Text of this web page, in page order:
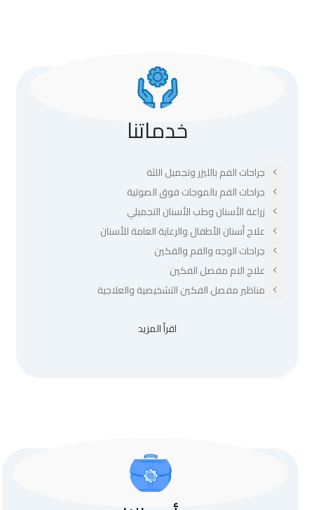
خدماتنا
جراحات الفم بالليزر وتجميل اللثة
جراحات الفم بالموجات فوق الصوتية
زراعة الأسنان وطب الأسنان التجميلي
علاج أسنان الأطفال والرعاية العامة للأسنان
جراحات الوجه والفم والفكين
علاج الام مفصل الفكين
مناظير مفصل الفكين التشخيصية والعلاجية
اقرأ المزيد